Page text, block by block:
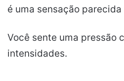
é uma sensação
Você sente uma pressão
intensidades.